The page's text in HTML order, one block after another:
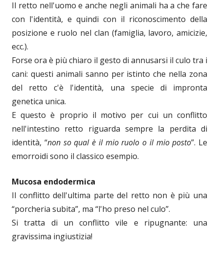
Il retto nell'uomo e anche negli animali ha a che fare
con l'identità, e quindi con il riconoscimento della
posizione e ruolo nel clan (famiglia, lavoro, amicizie,
ecc.).
Forse ora è più chiaro il gesto di annusarsi il culo tra i
cani: questi animali sanno per istinto che nella zona
del retto c'è l'identità, una specie di impronta
genetica unica.
E questo è proprio il motivo per cui un conflitto
nell'intestino retto riguarda sempre la perdita di
identità, “non so qual è il mio ruolo o il mio posto”. Le
emorroidi sono il classico esempio.
Mucosa endodermica
Il conflitto dell'ultima parte del retto non è più una
“porcheria subita”, ma “l'ho preso nel culo”.
Si tratta di un conflitto vile e ripugnante: una
gravissima ingiustizia!